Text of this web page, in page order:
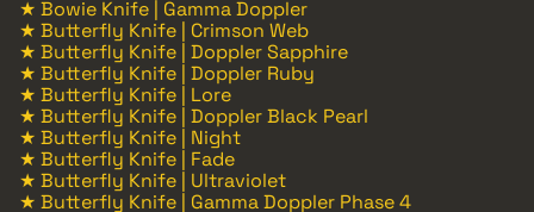
★ Bowie Knife | Gamma Doppler
★ Butterfly Knife | Crimson Web
★ Butterfly Knife | Doppler Sapphire
★ Butterfly Knife | Doppler Ruby
★ Butterfly Knife | Lore
★ Butterfly Knife | Doppler Black Pearl
★ Butterfly Knife | Night
★ Butterfly Knife | Fade
★ Butterfly Knife | Ultraviolet
★ Butterfly Knife | Gamma Doppler Phase 4